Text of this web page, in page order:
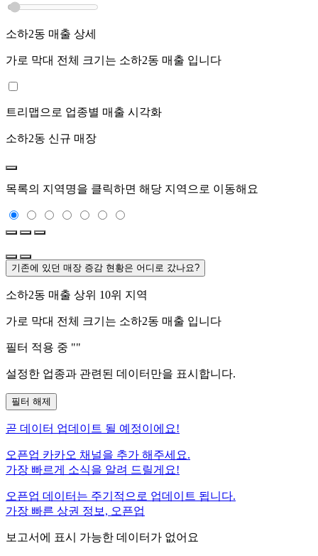
소하2동 매출 상세
가로 막대 전체 크기는 소하2동 매출 입니다
트리맵으로 업종별 매출 시각화
소하2동 신규 매장
목록의 지역명을 클릭하면 해당 지역으로 이동해요
기존에 있던 매장 증감 현황은 어디로 갔나요?
소하2동 매출 상위 10위 지역
가로 막대 전체 크기는 소하2동 매출 입니다
필터 적용 중 ""
설정한 업종과 관련된 데이터만을 표시합니다.
필터 해제
곧 데이터 업데이트 될 예정이에요!
오픈업 카카오 채널을 추가 해주세요.
가장 빠르게 소식을 알려 드릴게요!
오픈업 데이터는 주기적으로 업데이트 됩니다.
가장 빠른 상권 정보, 오픈업
보고서에 표시 가능한 데이터가 없어요